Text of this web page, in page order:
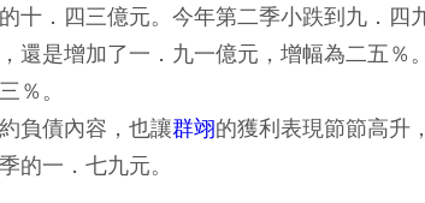
十．四三億元。今年第二季小跌到九．
還是增加了一．九一億元，增幅為二五％
％。
負債內容，也讓群翊的獲利表現節節高升
的一．七九元。